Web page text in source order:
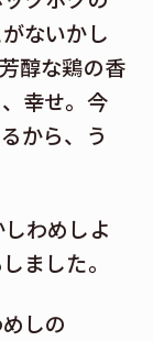
ないかし
醇な鶏の香
幸せ。今
から、う
わめしよ
ました。
しの